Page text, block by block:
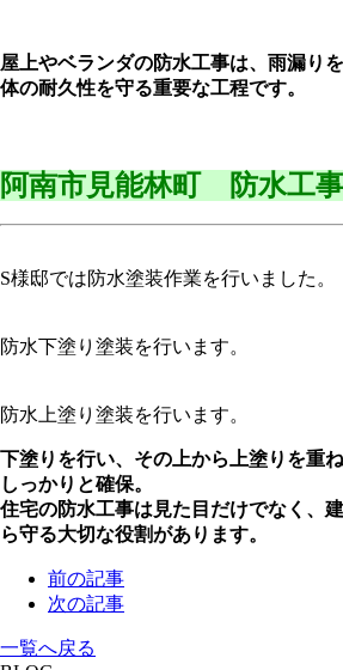
屋上やベランダの防水工事は、雨漏り
体の耐久性を守る重要な工程です。
阿南市見能林町 防水工
S様邸では防水塗装作業を行いました。
防水下塗り塗装を行います。
防水上塗り塗装を行います。
下塗りを行い、その上から上塗りを重
しっかりと確保。
住宅の防水工事は見た目だけでなく、
ら守る大切な役割があります。
前の記事
次の記事
一覧へ戻る